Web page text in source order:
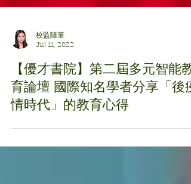
校監隨筆
Jul 11, 2022
【優才書院】第二屆多元智能教
育論壇 國際知名學者分享「後疫